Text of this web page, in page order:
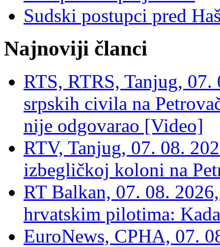
Sudski postupci pred
Najnoviji članci
RTS, RTRS, Tanjug,
srpskih civila na
nije odgovarao [Video]
RTV, Tanjug, 07. 08.
izbegličkoj koloni na
RT Balkan, 07. 08.
hrvatskim pilotima:
EuroNews, СРНА, 07.